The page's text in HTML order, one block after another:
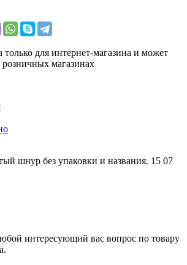
только для интернет-магазина и может
розничных магазинах
шнур без упаковки и названия. 15 07
интересующий вас вопрос по товару